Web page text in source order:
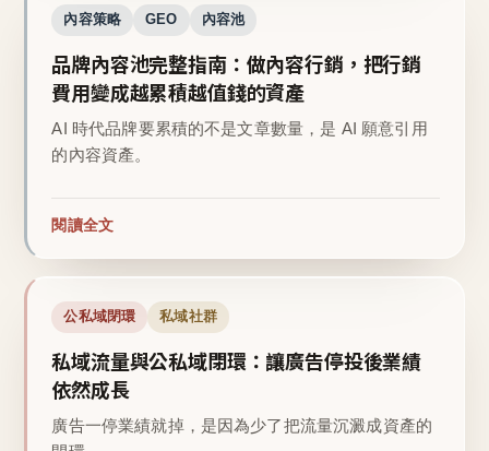
內容策略 GEO 內容池
品牌內容池完整指南：做內容行銷，把行銷
費用變成越累積越值錢的資產
AI 時代品牌要累積的不是文章數量，是 AI 願意引用
的內容資產。
閱讀全文
公私域閉環 私域社群
私域流量與公私域閉環：讓廣告停投後業績
依然成長
廣告一停業績就掉，是因為少了把流量沉澱成資產的